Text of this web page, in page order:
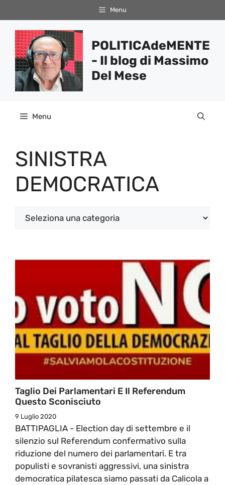
al
contenuto
Menu
POLITICAdeMENTE
- Il blog di Massimo
Del Mese
Menu
SINISTRA
DEMOCRATICA
Categorie
Taglio Dei Parlamentari E Il Referendum
Questo Sconisciuto
9 Luglio 2020
BATTIPAGLIA - Election day di settembre e il
silenzio sul Referendum confermativo sulla
riduzione del numero dei parlamentari. E tra
populisti e sovranisti aggressivi, una sinistra
democratica pilatesca siamo passati da Calicola a